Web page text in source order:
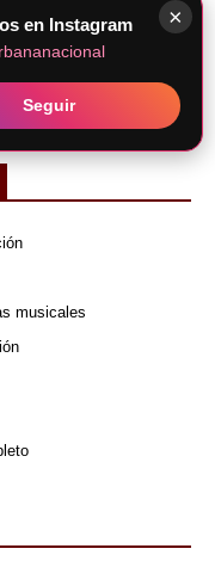
School (Full
musicales
×
en Instagram
Seguir